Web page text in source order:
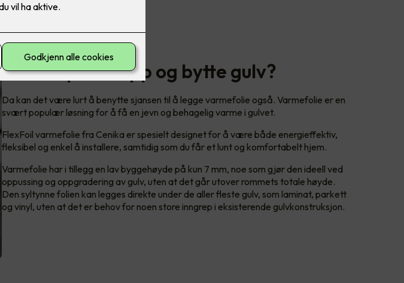
Skal du pusse opp og bytte gulv?
Da kan det være lurt å benytte sjansen til å legge varmefolie også. Varmefolie er en
svært populær løsning for å få en jevn og behagelig varme i gulvet.
FlexFoil varmefolie fra Cenika er spesielt designet for å være både energieffektiv,
fleksibel og enkel å installere, samtidig som du får et lunt og komfortabelt hjem.
Varmefolie har i tillegg en lav byggehøyde på kun 7 mm, noe som gjør den ideell ved
oppussing og oppgradering av gulv, uten at det går utover rommets totale høyde.
Den syltynne folien kan legges direkte under de aller fleste gulv, som laminat, parkett
og vinyl, uten at det er behov for noen store inngrep i eksisterende gulvkonstruksjon.